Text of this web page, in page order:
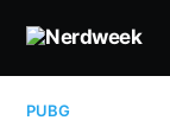
PUBG